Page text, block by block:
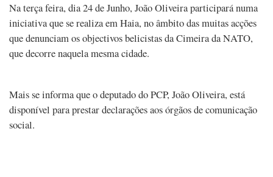
Na terça feira, dia 24 de Junho, João Oliveira participará numa
iniciativa que se realiza em Haia, no âmbito das muitas acções
que denunciam os objectivos belicistas da Cimeira da NATO,
que decorre naquela mesma cidade.
Mais se informa que o deputado do PCP, João Oliveira, está
disponível para prestar declarações aos órgãos de comunicação
social.